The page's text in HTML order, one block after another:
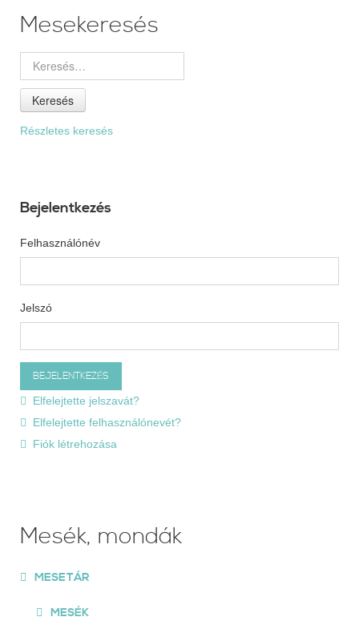
Mesekeresés
Keresés
Részletes keresés
Bejelentkezés
Felhasználónév
Jelszó
Elfelejtette jelszavát?
Elfelejtette felhasználónevét?
Fiók létrehozása
Mesék, mondák
MESETÁR
MESÉK